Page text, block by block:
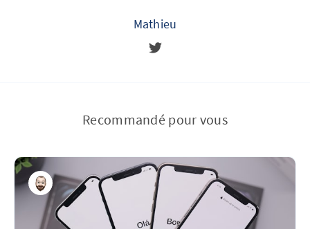
Mathieu
Recommandé pour vous